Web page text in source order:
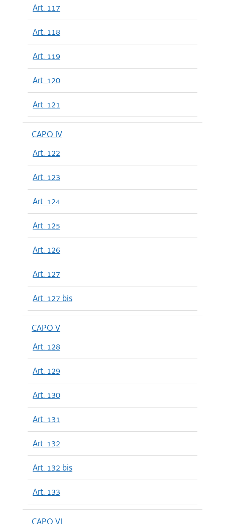
Art. 117
Art. 118
Art. 119
Art. 120
Art. 121
CAPO IV
Art. 122
Art. 123
Art. 124
Art. 125
Art. 126
Art. 127
Art. 127 bis
CAPO V
Art. 128
Art. 129
Art. 130
Art. 131
Art. 132
Art. 132 bis
Art. 133
CAPO VI